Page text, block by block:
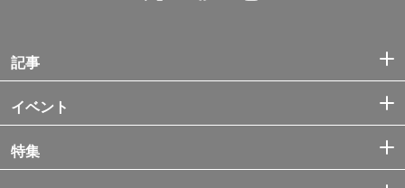
記事
イベント
特集